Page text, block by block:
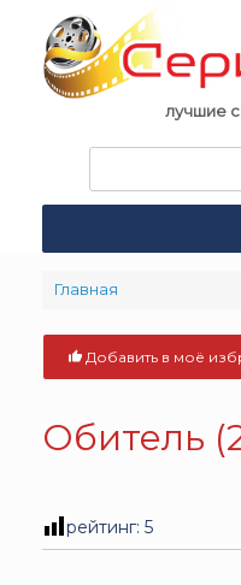
content
лучшие
поиска:
Главная
Добавить в моё
Обитель
рейтинг: 5